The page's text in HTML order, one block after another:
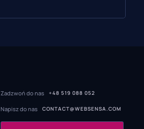
Zadzwoń do nas +48 519 088 052
Napisz do nas CONTACT@WEBSENSA.COM